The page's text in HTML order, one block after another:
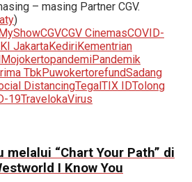
– masing Partner CGV.
)
CGVCGV CinemasCOVID-
JakartaKediriKementrian
MojokertopandemiPandemik
TbkPuwokertorefundSadang
DistancingTegalTIX IDTolong
19TravelokaVirus
melalui “Chart Your Path” di
I Know You